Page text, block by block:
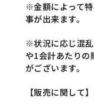
※金額によって
事が出来ます。
※状況に応じ混
や1会計あたり
がございます。
【販売に関して】